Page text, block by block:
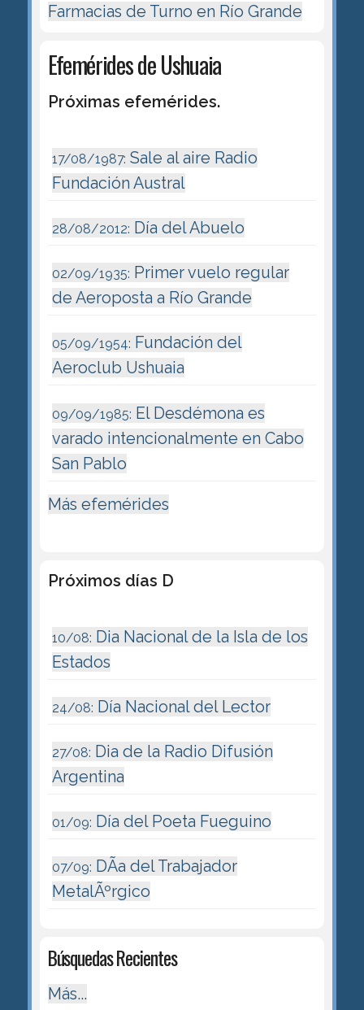
Farmacias de Turno en Río Grande
Efemérides de Ushuaia
Próximas efemérides.
17/08/1987: Sale al aire Radio
Fundación Austral
28/08/2012: Día del Abuelo
02/09/1935: Primer vuelo regular
de Aeroposta a Río Grande
05/09/1954: Fundación del
Aeroclub Ushuaia
09/09/1985: El Desdémona es
varado intencionalmente en Cabo
San Pablo
Más efemérides
Próximos días D
10/08: Dia Nacional de la Isla de los
Estados
24/08: Día Nacional del Lector
27/08: Dia de la Radio Difusión
Argentina
01/09: Día del Poeta Fueguino
07/09: DÃ­a del Trabajador
MetalÃºrgico
Búsquedas Recientes
Más...